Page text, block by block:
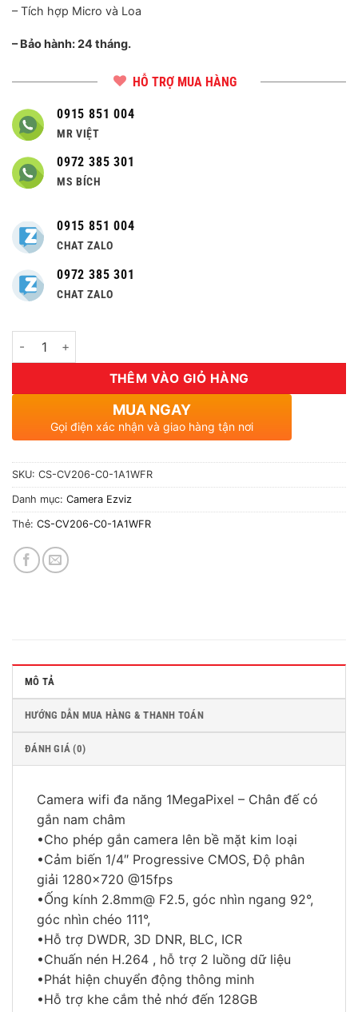
– Tích hợp Micro và Loa
– Bảo hành: 24 tháng.
HỖ TRỢ MUA HÀNG
0915 851 004
MR VIỆT
0972 385 301
MS BÍCH
0915 851 004
CHAT ZALO
0972 385 301
CHAT ZALO
Số lượng
THÊM VÀO GIỎ HÀNG
MUA NGAY
Gọi điện xác nhận và giao hàng tận nơi
SKU: CS-CV206-C0-1A1WFR
Danh mục: Camera Ezviz
Thẻ: CS-CV206-C0-1A1WFR
MÔ TẢ
HƯỚNG DẪN MUA HÀNG & THANH TOÁN
ĐÁNH GIÁ (0)
Camera wifi đa năng 1MegaPixel – Chân đế có
gắn nam châm
•Cho phép gắn camera lên bề mặt kim loại
•Cảm biến 1/4″ Progressive CMOS, Độ phân
giải 1280×720 @15fps
•Ống kính 2.8mm@ F2.5, góc nhìn ngang 92°,
góc nhìn chéo 111°,
•Hỗ trợ DWDR, 3D DNR, BLC, ICR
•Chuấn nén H.264 , hỗ trợ 2 luồng dữ liệu
•Phát hiện chuyển động thông minh
•Hỗ trợ khe cắm thẻ nhớ đến 128GB